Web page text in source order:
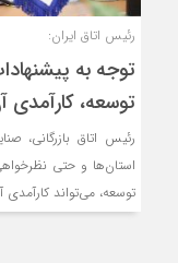
رئیس اتاق ایران:
توجه به
توسعه،
رئیس اتاق بازرگانی،
استان‌ها و حتی
توسعه، می‌تواند